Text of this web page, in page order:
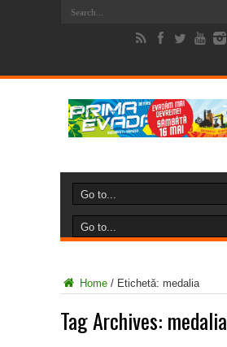
Home / Etichetă: medalia
Tag Archives: medalia